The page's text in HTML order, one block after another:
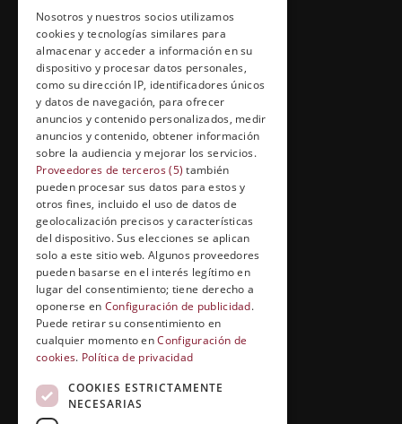
Información Legal
Política de Cookies
FORMACIÓN Y ENTRETENIMIENTO
Formación abierta
Cuídate con Grupo Esneca
Entrevistas profesionales
EL RINCÓN DEL ALUMNO
Conócenos
Preguntas y respuestas
Clases virtuales
Nosotros y nuestros socios utilizamos
cookies y tecnologías similares para
almacenar y acceder a información en su
dispositivo y procesar datos personales,
como su dirección IP, identificadores únicos
y datos de navegación, para ofrecer
anuncios y contenido personalizados, medir
anuncios y contenido, obtener información
sobre la audiencia y mejorar los servicios.
Proveedores de terceros (5) también
pueden procesar sus datos para estos y
otros fines, incluido el uso de datos de
geolocalización precisos y características
del dispositivo. Sus elecciones se aplican
solo a este sitio web. Algunos proveedores
pueden basarse en el interés legítimo en
lugar del consentimiento; tiene derecho a
oponerse en Configuración de publicidad.
Puede retirar su consentimiento en
cualquier momento enConfiguración de
cookies. Política de privacidad
COOKIES ESTRICTAMENTE
NECESARIAS